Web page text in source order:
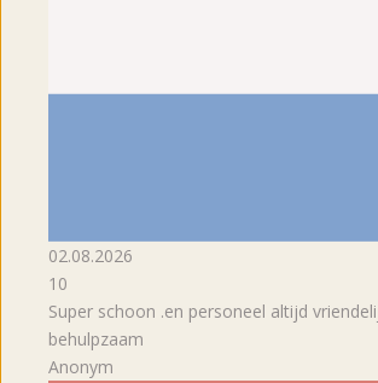
02.08.2026
10
Super schoon .en personeel altijd
behulpzaam
Anonym